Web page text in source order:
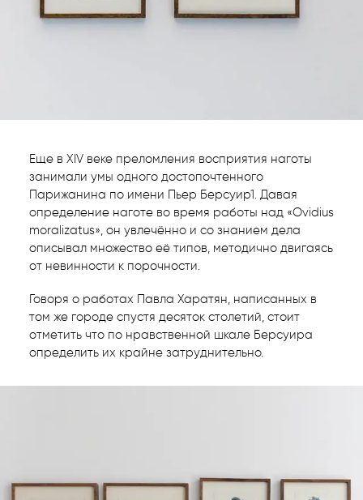
Еще в XIV веке преломления восприятия наготы
занимали умы одного достопочтенного
Парижанина по имени Пьер Берсуир1. Давая
определение наготе во время работы над «Ovidius
moralizatus», он увлечённо и со знанием дела
описывал множество её типов, методично двигаясь
от невинности к порочности.
Говоря о работах Павла Харатян, написанных в
том же городе спустя десяток столетий, стоит
отметить что по нравственной шкале Берсуира
определить их крайне затруднительно.